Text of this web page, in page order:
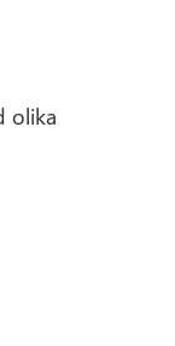
olika